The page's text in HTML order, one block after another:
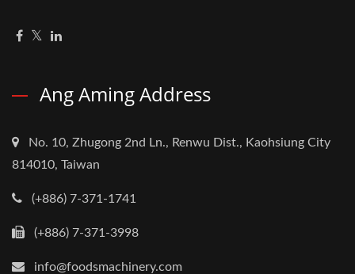
Ang Aming Address
No. 10, Zhugong 2nd Ln., Renwu Dist., Kaohsiung City
814010, Taiwan
(+886) 7-371-1741
(+886) 7-371-3998
info@foodsmachinery.com